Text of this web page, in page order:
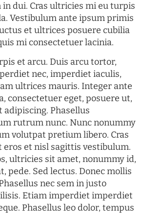
in dui. Cras ultricies mi eu turpis
Vestibulum ante ipsum primis
et ultrices posuere cubilia
mi consectetuer lacinia.
et arcu. Duis arcu tortor,
nec, imperdiet iaculis,
ultrices mauris. Integer ante
consectetuer eget, posuere ut,
adipiscing. Phasellus
rutrum nunc. Nunc nonummy
volutpat pretium libero. Cras
eros et nisl sagittis vestibulum.
ultricies sit amet, nonummy id,
pede. Sed lectus. Donec mollis
nec sem in justo
Etiam imperdiet imperdiet
Phasellus leo dolor, tempus